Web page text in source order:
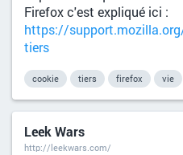
Firefox c'est expliqué ici :
https://
tiers
cookie tiers firefox vie
Leek Wars
http://leekwars.com/